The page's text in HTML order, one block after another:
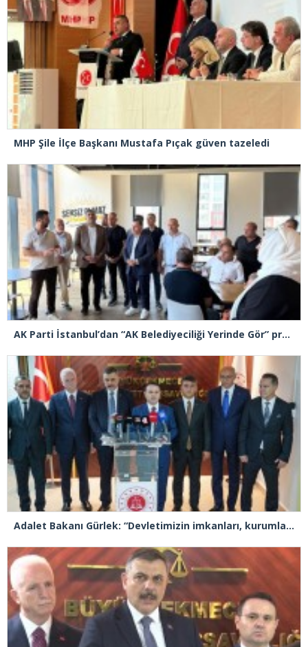
MHP Şile İlçe Başkanı Mustafa Pıçak güven tazeledi
AK Parti İstanbul’dan “AK Belediyeciliği Yerinde Gör” programı
Adalet Bakanı Gürlek: “Devletimizin imkanları, kurumlarımızın tecrübesi ve hukukun kudreti her türlü suç yapılanmasından üstündür”